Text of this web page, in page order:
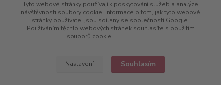
info@chutnavina.cz
Upravit sběr cookies.
Tyto webové stránky používají k poskytování služeb a analýze
návštěvnosti soubory cookie. Informace o tom, jak tyto webové
stránky používáte, jsou sdíleny se společností Google.
Používáním těchto webových stránek souhlasíte s použitím
souborů cookie.
Nastavení Souhlasím